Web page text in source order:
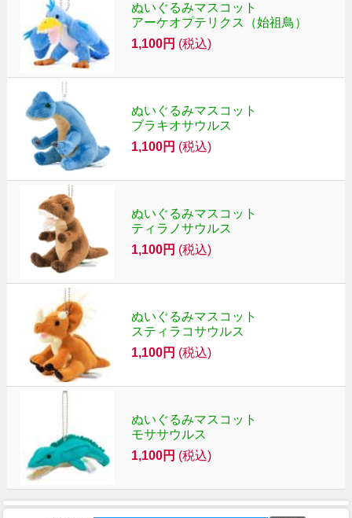
ぬいぐるみマスコット
アーケオプテリクス（始祖鳥）
1,100円 (税込)
ぬいぐるみマスコット
ブラキオサウルス
1,100円 (税込)
ぬいぐるみマスコット
ティラノサウルス
1,100円 (税込)
ぬいぐるみマスコット
スティラコサウルス
1,100円 (税込)
ぬいぐるみマスコット
モササウルス
1,100円 (税込)